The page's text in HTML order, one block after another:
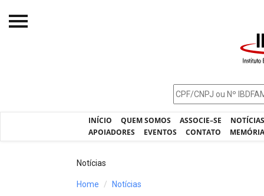
INÍCIO QUEM SOMOS ASSOCIE–SE
APOIADORES
EVENTOS CONTATO
Notícias
Home Notícias